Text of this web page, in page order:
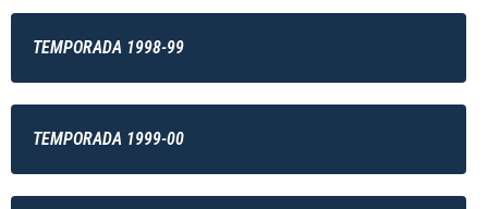
TEMPORADA 1998-99
TEMPORADA 1999-00